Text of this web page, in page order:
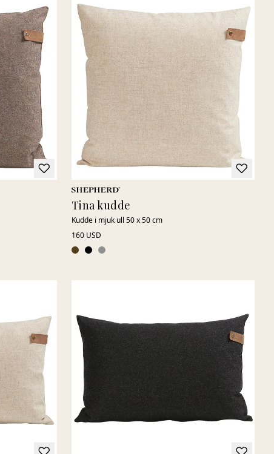
Tina kudde
Kudde i mjuk ull 50 x 50 cm
160 USD